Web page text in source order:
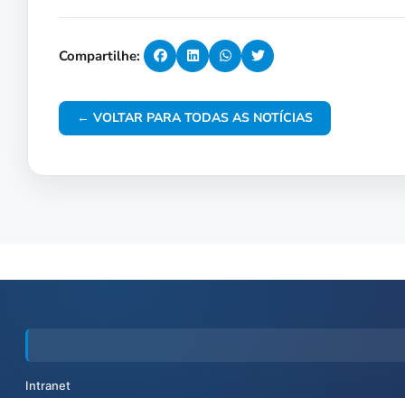
Compartilhe:
← VOLTAR PARA TODAS AS NOTÍCIAS
Intranet